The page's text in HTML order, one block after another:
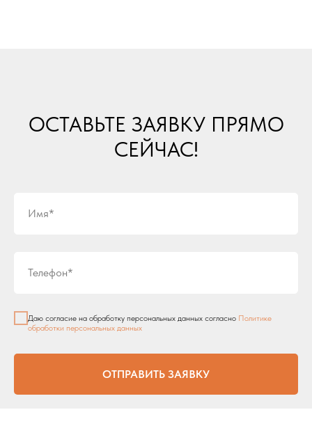
ОСТАВЬТЕ ЗАЯВКУ ПРЯМО
СЕЙЧАС!
Имя*
Телефон*
Даю согласие на обработку персональных данных согласно Политике
обработки персональных данных
ОТПРАВИТЬ ЗАЯВКУ